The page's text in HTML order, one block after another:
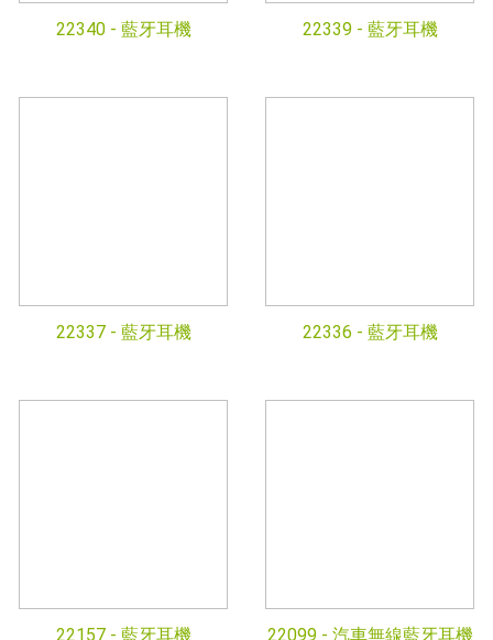
22340 - 藍牙耳機 22339 - 藍牙耳機
22337 - 藍牙耳機 22336 - 藍牙耳機
22157 - 藍牙耳機 22099 - 汽車無線藍牙耳機